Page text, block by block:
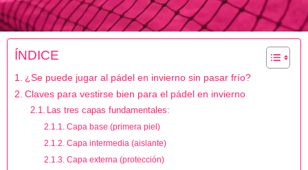
ÍNDICE
¿Se puede jugar al pádel en invierno sin pasar frío?
Claves para vestirse bien para el pádel en invierno
Las tres capas fundamentales:
Capa base (primera piel)
Capa intermedia (aislante)
Capa externa (protección)